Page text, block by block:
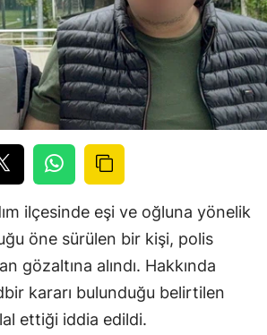
ilçesinde eşi ve oğluna yönelik
öne sürülen bir kişi, polis
gözaltına alındı. Hakkında
kararı bulunduğu belirtilen
ettiği iddia edildi.